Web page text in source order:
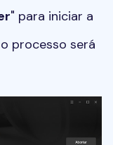
" para iniciar a
processo será